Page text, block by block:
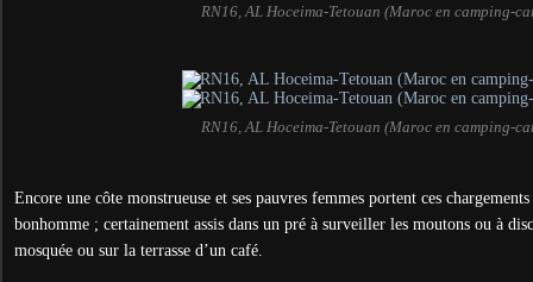
RN16, AL Hoceima-Tetouan (Maroc en camping-
RN16, AL Hoceima-Tetouan (Maroc en camping-
Encore une côte monstrueuse et ses pauvres femmes portent ces
bonhomme ; certainement assis dans un pré à surveiller les moutons ou à
mosquée ou sur la terrasse d’un café.